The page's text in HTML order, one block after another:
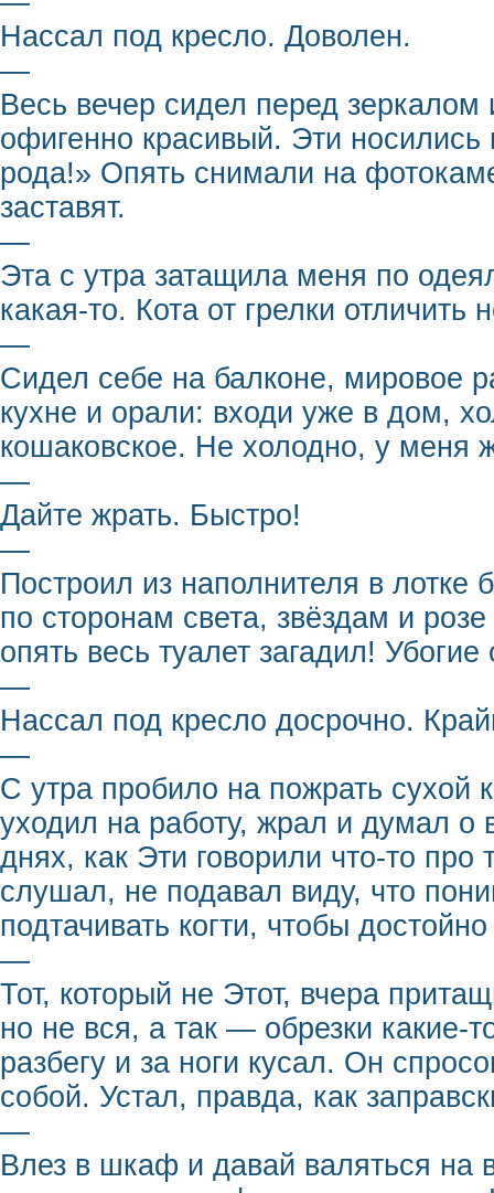
Нассал под кресло. Доволен.
—
Весь вечер сидел перед
офигенно красивый. Эти носились
рода!» Опять снимали на
заставят.
—
Эта с утра затащила меня по
какая-то. Кота от грелки отличить
—
Сидел себе на балконе, мировое
кухне и орали: входи уже в дом,
кошаковское. Не холодно, у меня
—
Дайте жрать. Быстро!
—
Построил из наполнителя в
по сторонам света, звёздам и
опять весь туалет загадил!
—
Нассал под кресло досрочно.
—
С утра пробило на пожрать сухой
уходил на работу, жрал и думал
днях, как Эти говорили что-то
слушал, не подавал виду, что
подтачивать когти, чтобы
—
Тот, который не Этот, вчера
но не вся, а так — обрезки какие-
разбегу и за ноги кусал. Он
собой. Устал, правда, как
—
Влез в шкаф и давай валяться